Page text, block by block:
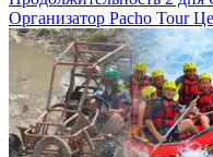
Организатор Pacho Tour